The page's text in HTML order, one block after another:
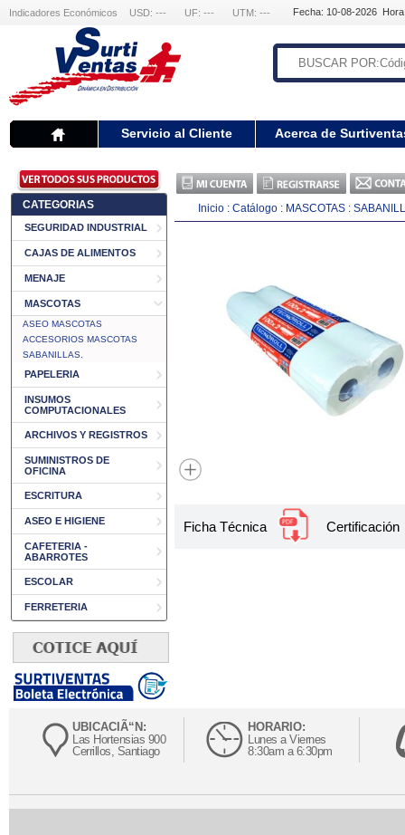
Indicadores Económicos USD: --- UF: --- UTM: --- Fecha: 10-08-2026
Servicio al Cliente Acerca de
CATEGORIAS
SEGURIDAD INDUSTRIAL
CAJAS DE ALIMENTOS
MENAJE
MASCOTAS
ASEO MASCOTAS
ACCESORIOS MASCOTAS
SABANILLAS.
PAPELERIA
INSUMOS
COMPUTACIONALES
ARCHIVOS Y REGISTROS
SUMINISTROS DE
OFICINA
ESCRITURA
ASEO E HIGIENE
CAFETERIA -
ABARROTES
ESCOLAR
FERRETERIA
Inicio : Catálogo : MASCOTAS :
Ficha Técnica Certificación
UBICACIÃ“N:
Las Hortensias 900
Cerrillos, Santiago
HORARIO:
Lunes a Viernes
8:30am a 6:30pm